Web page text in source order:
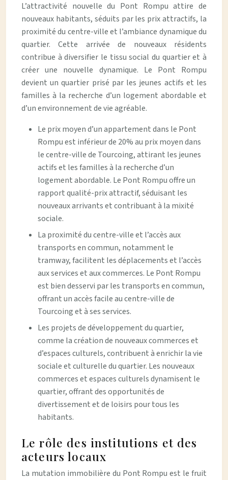
L’attractivité nouvelle du Pont Rompu attire de
nouveaux habitants, séduits par les prix attractifs, la
proximité du centre-ville et l’ambiance dynamique du
quartier. Cette arrivée de nouveaux résidents
contribue à diversifier le tissu social du quartier et à
créer une nouvelle dynamique. Le Pont Rompu
devient un quartier prisé par les jeunes actifs et les
familles à la recherche d’un logement abordable et
d’un environnement de vie agréable.
Le prix moyen d’un appartement dans le Pont
Rompu est inférieur de 20% au prix moyen dans
le centre-ville de Tourcoing, attirant les jeunes
actifs et les familles à la recherche d’un
logement abordable. Le Pont Rompu offre un
rapport qualité-prix attractif, séduisant les
nouveaux arrivants et contribuant à la mixité
sociale.
La proximité du centre-ville et l’accès aux
transports en commun, notamment le
tramway, facilitent les déplacements et l’accès
aux services et aux commerces. Le Pont Rompu
est bien desservi par les transports en commun,
offrant un accès facile au centre-ville de
Tourcoing et à ses services.
Les projets de développement du quartier,
comme la création de nouveaux commerces et
d’espaces culturels, contribuent à enrichir la vie
sociale et culturelle du quartier. Les nouveaux
commerces et espaces culturels dynamisent le
quartier, offrant des opportunités de
divertissement et de loisirs pour tous les
habitants.
Le rôle des institutions et des
acteurs locaux
La mutation immobilière du Pont Rompu est le fruit